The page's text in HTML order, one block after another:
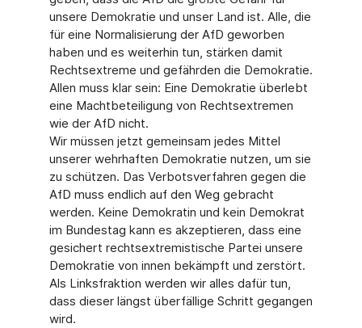
unsere Demokratie und unser Land ist. Alle, die
für eine Normalisierung der AfD geworben
haben und es weiterhin tun, stärken damit
Rechtsextreme und gefährden die Demokratie.
Allen muss klar sein: Eine Demokratie überlebt
eine Machtbeteiligung von Rechtsextremen
wie der AfD nicht.
Wir müssen jetzt gemeinsam jedes Mittel
unserer wehrhaften Demokratie nutzen, um sie
zu schützen. Das Verbotsverfahren gegen die
AfD muss endlich auf den Weg gebracht
werden. Keine Demokratin und kein Demokrat
im Bundestag kann es akzeptieren, dass eine
gesichert rechtsextremistische Partei unsere
Demokratie von innen bekämpft und zerstört.
Als Linksfraktion werden wir alles dafür tun,
dass dieser längst überfällige Schritt gegangen
wird.